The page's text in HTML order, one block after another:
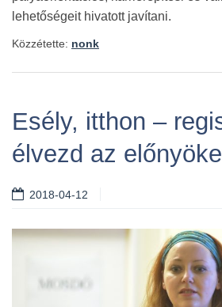
lehetőségeit hivatott javítani.
Közzétette: nonk
Esély, itthon –
élvezd az
2018-04-12